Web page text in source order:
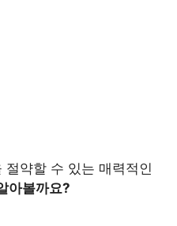
절약할 수 있는 매력적인
아볼까요?